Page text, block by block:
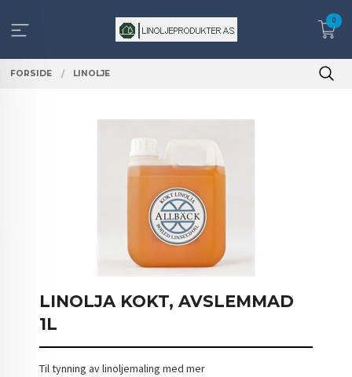
innholdet
0
FORSIDE LINOLJE
LINOLJA KOKT, AVSLEMMAD
1L
Til tynning av linoljemaling med mer